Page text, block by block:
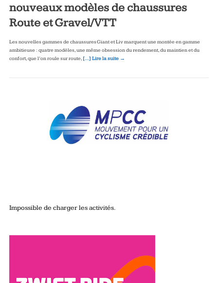
nouveaux modèles de chaussures
Route et Gravel/VTT
Les nouvelles gammes de chaussures Giant et Liv marquent une montée en gamme
ambitieuse : quatre modèles, une même obsession du rendement, du maintien et du
confort, que l’on roule sur route, […] Lire la suite →
Impossible de charger les activités.